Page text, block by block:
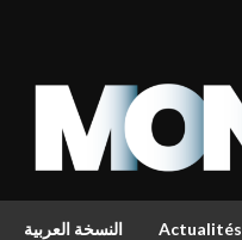
النسخة العربية Actualités